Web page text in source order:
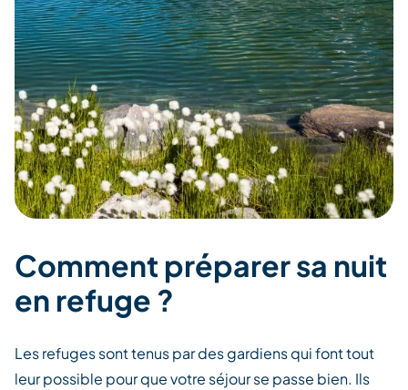
Comment préparer sa nuit
en refuge ?
Les refuges sont tenus par des gardiens qui font tout
leur possible pour que votre séjour se passe bien. Ils